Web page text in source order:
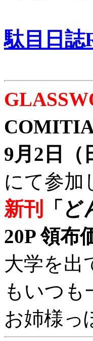
駄目日誌
9月2日（
にて参加
新刊
「
20P 領布
大学を出
もいつも
お姉様っ